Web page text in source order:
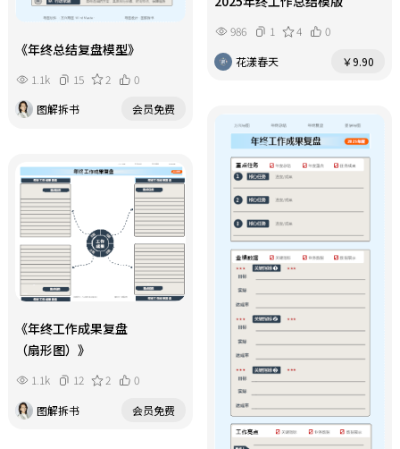
986 1 4
0
花漾春天
￥9.90
《年终总结复盘模型》
1.1k 15 2
0
图解拆书
会员免费
《年终工作成果复盘
（扇形图）》
1.1k 12 2
0
图解拆书
会员免费